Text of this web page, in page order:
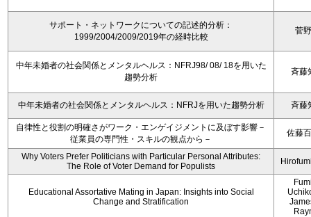
サポート・ネットワークについての記述的分析：
1999/2004/2009/2019年の経時比較
菅
中年未婚者の社会関係とメンタルヘルス：NFRJ98/ 08/ 18を用いた
趨勢分析
斉藤
中年未婚者の社会関係とメンタルヘルス：NFRJを用いた趨勢分析 斉藤
自律性と役割の明確さがワーク・エンゲイジメントに及ぼす影響－
従業員の専門性・スキルの観点から－
佐藤
Why Voters Prefer Politicians with Particular Personal Attributes:
The Role of Voter Demand for Populists
Educational Assortative Mating in Japan: Insights into Social
Change and Stratification